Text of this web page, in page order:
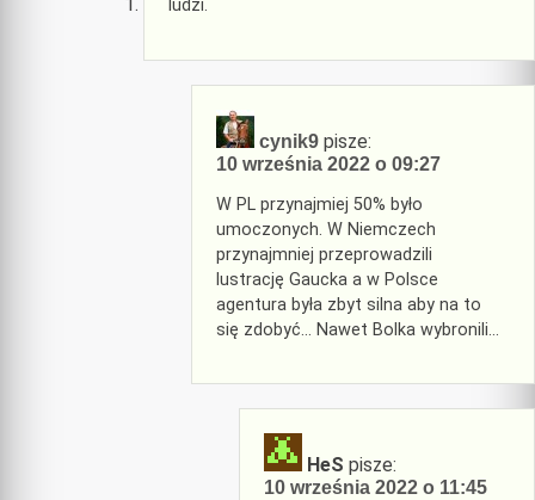
ludzi.
cynik9 pisze:
10 września 2022 o 09:27
W PL przynajmiej 50% było
umoczonych. W Niemczech
przynajmniej przeprowadzili
lustrację Gaucka a w Polsce
agentura była zbyt silna aby na to
się zdobyć… Nawet Bolka wybronili…
HeS pisze:
10 września 2022 o 11:45